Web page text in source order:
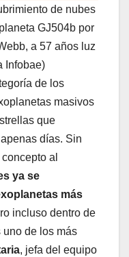
de nubes
GJ504b por
a 57 años luz
Infobae)
de los
masivos
que
días. Sin
al
ya se
más
incluso dentro de
de los más
, jefa del equipo